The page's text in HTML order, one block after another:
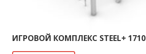
ИГРОВОЙ КОМПЛЕКС STEEL+ 1710